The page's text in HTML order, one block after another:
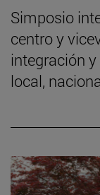
Simposio
centro y
integración
local,